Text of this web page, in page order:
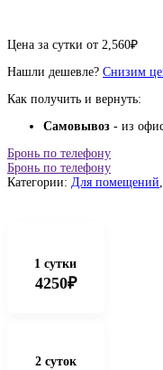
Цена за сутки от 2,560₽
Нашли дешевле? Снизим
Как получить и вернуть:
Самовывоз - из
Бронь по телефону
Бронь по телефону
Категории: Для помещений,
1 сутки
4250₽
2 суток